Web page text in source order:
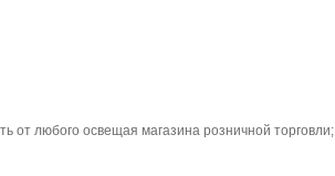
от любого освещая магазина розничной торговли;